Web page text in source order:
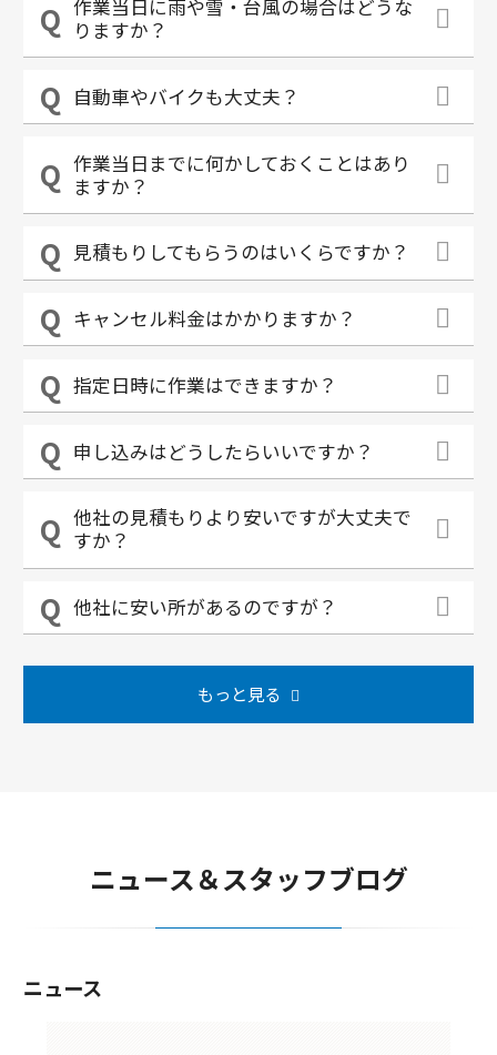
作業当日に雨や雪・台風の場合はどうな
りますか？
自動車やバイクも大丈夫？
作業当日までに何かしておくことはあり
ますか？
見積もりしてもらうのはいくらですか？
キャンセル料金はかかりますか？
指定日時に作業はできますか？
申し込みはどうしたらいいですか？
他社の見積もりより安いですが大丈夫で
すか？
他社に安い所があるのですが？
もっと見る
ニュース＆スタッフブログ
ニュース